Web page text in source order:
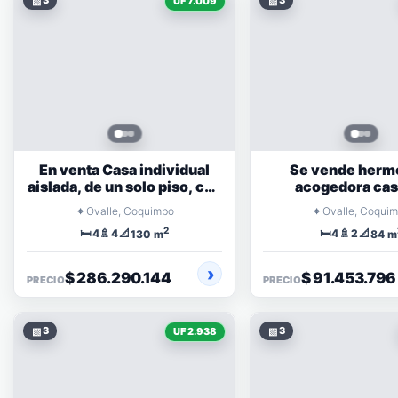
En venta Casa individual
aislada, de un solo piso, con
ampliación regularizable
⌖ Ovalle, Coquimbo
🛏️4🚿 4📐130 m2
PRECIO$ 286.290.144
Se vende hermosa y
acogedora casa en
excelente
⌖ Ovalle,
🛏️4 🚿 2📐84 m
PRECIO$ 91.453.796
▧3 UF 2.938 ▧3